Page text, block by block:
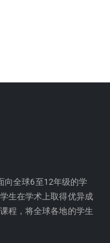
向全球6至12年级的学
生在学术上取得优异成
程，将全球各地的学生